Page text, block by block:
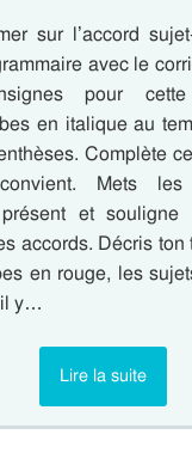
sur l’accord
avec le
pour
en italique au
Complète
Mets les
et
accords. Décris ton
en rouge, les
y…
Lire la suite